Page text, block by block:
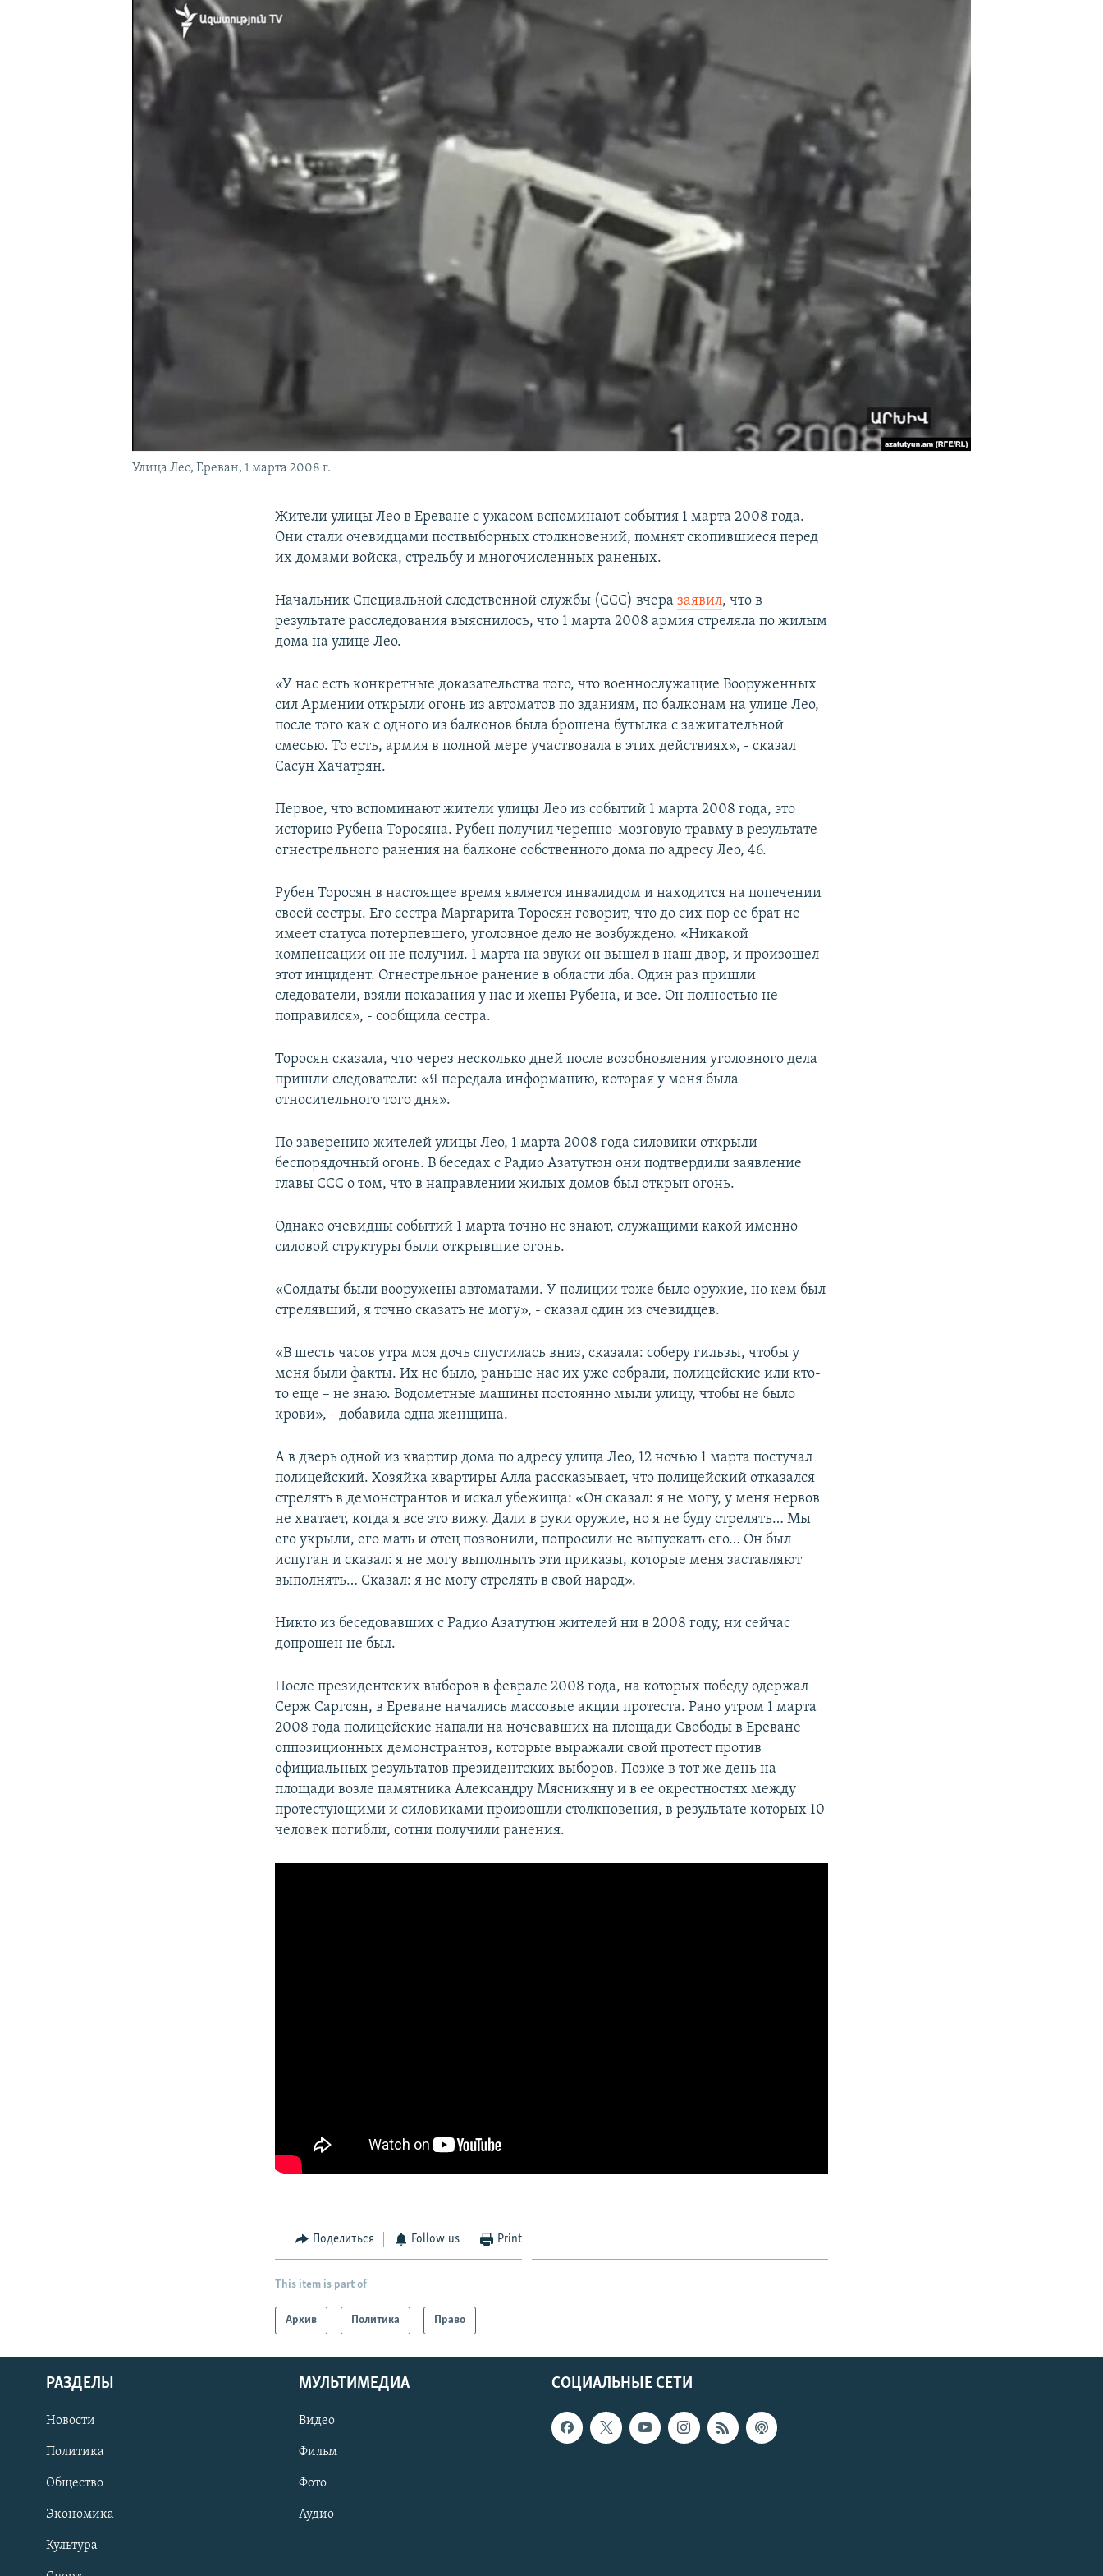
Улица Лео, Ереван, 1 марта 2008 г.
Жители улицы Лео в Ереване с ужасом вспоминают события 1 марта 2008 года.
Они стали очевидцами поствыборных столкновений, помнят скопившиеся перед
их домами войска, стрельбу и многочисленных раненых.
Начальник Специальной следственной службы (ССС) вчеразаявил, что в
результате расследования выяснилось, что 1 марта 2008 армия стреляла по жилым
дома на улице Лео.
«У нас есть конкретные доказательства того, что военнослужащие Вооруженных
сил Армении открыли огонь из автоматов по зданиям, по балконам на улице Лео,
после того как с одного из балконов была брошена бутылка с зажигательной
смесью. То есть, армия в полной мере участвовала в этих действиях», - сказал
Сасун Хачатрян.
Первое, что вспоминают жители улицы Лео из событий 1 марта 2008 года, это
историю Рубена Торосяна. Рубен получил черепно-мозговую травму в результате
огнестрельного ранения на балконе собственного дома по адресу Лео, 46.
Рубен Торосян в настоящее время является инвалидом и находится на попечении
своей сестры. Его сестра Маргарита Торосян говорит, что до сих пор ее брат не
имеет статуса потерпевшего, уголовное дело не возбуждено. «Никакой
компенсации он не получил. 1 марта на звуки он вышел в наш двор, и произошел
этот инцидент. Огнестрельное ранение в области лба. Один раз пришли
следователи, взяли показания у нас и жены Рубена, и все. Он полностью не
поправился», - сообщила сестра.
Торосян сказала, что через несколько дней после возобновления уголовного дела
пришли следователи: «Я передала информацию, которая у меня была
относительного того дня».
По заверению жителей улицы Лео, 1 марта 2008 года силовики открыли
беспорядочный огонь. В беседах с Радио Азатутюн они подтвердили заявление
главы ССС о том, что в направлении жилых домов был открыт огонь.
Однако очевидцы событий 1 марта точно не знают, служащими какой именно
силовой структуры были открывшие огонь.
«Солдаты были вооружены автоматами. У полиции тоже было оружие, но кем был
стрелявший, я точно сказать не могу», - сказал один из очевидцев.
«В шесть часов утра моя дочь спустилась вниз, сказала: соберу гильзы, чтобы у
меня были факты. Их не было, раньше нас их уже собрали, полицейские или кто-
то еще – не знаю. Водометные машины постоянно мыли улицу, чтобы не было
крови», - добавила одна женщина.
А в дверь одной из квартир дома по адресу улица Лео, 12 ночью 1 марта постучал
полицейский. Хозяйка квартиры Алла рассказывает, что полицейский отказался
стрелять в демонстрантов и искал убежища: «Он сказал: я не могу, у меня нервов
не хватает, когда я все это вижу. Дали в руки оружие, но я не буду стрелять… Мы
его укрыли, его мать и отец позвонили, попросили не выпускать его… Он был
испуган и сказал: я не могу выполныть эти приказы, которые меня заставляют
выполнять… Сказал: я не могу стрелять в свой народ».
Никто из беседовавших с Радио Азатутюн жителей ни в 2008 году, ни сейчас
допрошен не был.
После президентских выборов в феврале 2008 года, на которых победу одержал
Серж Саргсян, в Ереване начались массовые акции протеста. Рано утром 1 марта
2008 года полицейские напали на ночевавших на площади Свободы в Ереване
оппозиционных демонстрантов, которые выражали свой протест против
официальных результатов президентских выборов. Позже в тот же день на
площади возле памятника Александру Мясникяну и в ее окрестностях между
протестующими и силовиками произошли столкновения, в результате которых 10
человек погибли, сотни получили ранения.
Поделиться Follow us Print
This item is part of
Архив Политика Право
СОЦИАЛЬНЫЕ СЕТИ
РАЗДЕЛЫ
Новости
Политика
Общество
Экономика
Культура
МУЛЬТИМЕДИА
Видео
Фильм
Фото
Аудио